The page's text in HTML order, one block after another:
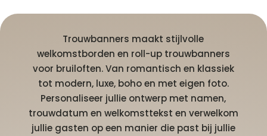
Trouwbanners maakt stijlvolle
welkomstborden en roll-up trouwbanners
voor bruiloften. Van romantisch en klassiek
tot modern, luxe, boho en met eigen foto.
Personaliseer jullie ontwerp met namen,
trouwdatum en welkomsttekst en verwelkom
jullie gasten op een manier die past bij jullie